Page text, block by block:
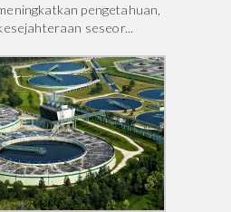
pengetahuan,
seseor...